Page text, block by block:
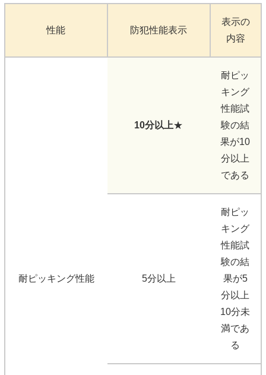
性能 防犯性能表示
表示の
内容
耐ピッキング性能
10分以上★
耐ピッ
キング
性能試
験の結
果が10
分以上
である
5分以上
耐ピッ
キング
性能試
験の結
果が5
分以上
10分未
満であ
る